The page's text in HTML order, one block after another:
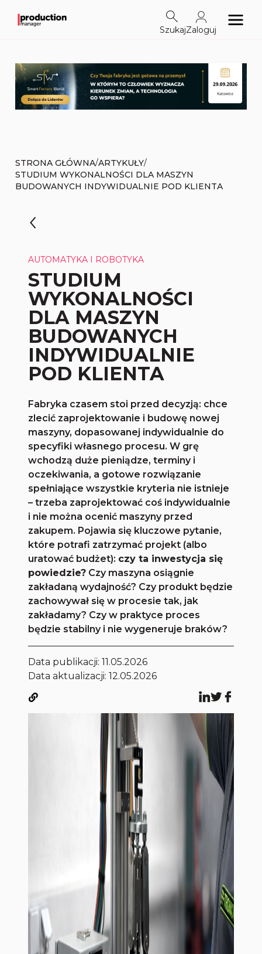
SzukajZaloguj
STRONA GŁÓWNA/ARTYKUŁY/
STUDIUM WYKONALNOŚCI DLA MASZYN
BUDOWANYCH INDYWIDUALNIE POD KLIENTA
AUTOMATYKA I ROBOTYKA
STUDIUM
WYKONALNOŚCI
DLA MASZYN
BUDOWANYCH
INDYWIDUALNIE
POD KLIENTA
Fabryka czasem stoi przed decyzją: chce
zlecić zaprojektowanie i budowę nowej
maszyny, dopasowanej indywidualnie do
specyfiki własnego procesu. W grę
wchodzą duże pieniądze, terminy i
oczekiwania, a gotowe rozwiązanie
spełniające wszystkie kryteria nie istnieje
– trzeba zaprojektować coś indywidualnie
i nie można ocenić maszyny przed
zakupem. Pojawia się kluczowe pytanie,
które potrafi zatrzymać projekt (albo
uratować budżet): czy ta inwestycja się
powiedzie? Czy maszyna osiągnie
zakładaną wydajność? Czy produkt będzie
zachowywał się w procesie tak, jak
zakładamy? Czy w praktyce proces
będzie stabilny i nie wygeneruje braków?
Data publikacji:11.05.2026
Data aktualizacji: 12.05.2026